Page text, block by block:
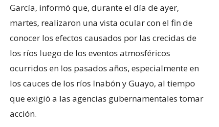
García, informó que, durante el día de ayer,
martes, realizaron una vista ocular con el fin de
conocer los efectos causados por las crecidas de
los ríos luego de los eventos atmosféricos
ocurridos en los pasados años, especialmente en
los cauces de los ríos Inabón y Guayo, al tiempo
que exigió a las agencias gubernamentales tomar
acción.